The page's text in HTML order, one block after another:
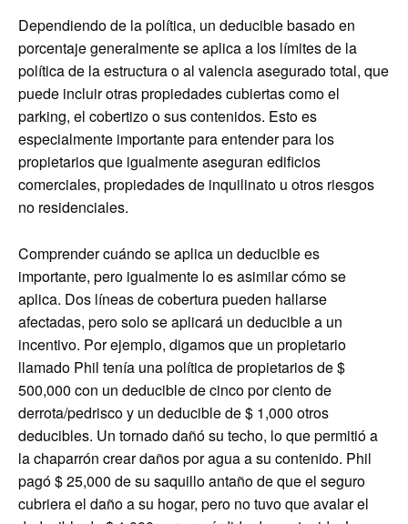
Dependiendo de la política, un deducible basado en
porcentaje generalmente se aplica a los límites de la
política de la estructura o al valencia asegurado total, que
puede incluir otras propiedades cubiertas como el
parking, el cobertizo o sus contenidos. Esto es
especialmente importante para entender para los
propietarios que igualmente aseguran edificios
comerciales, propiedades de inquilinato u otros riesgos
no residenciales.
Comprender cuándo se aplica un deducible es
importante, pero igualmente lo es asimilar cómo se
aplica. Dos líneas de cobertura pueden hallarse
afectadas, pero solo se aplicará un deducible a un
incentivo. Por ejemplo, digamos que un propietario
llamado Phil tenía una política de propietarios de $
500,000 con un deducible de cinco por ciento de
derrota/pedrisco y un deducible de $ 1,000 otros
deducibles. Un tornado dañó su techo, lo que permitió a
la chaparrón crear daños por agua a su contenido. Phil
pagó $ 25,000 de su saquillo antaño de que el seguro
cubriera el daño a su hogar, pero no tuvo que avalar el